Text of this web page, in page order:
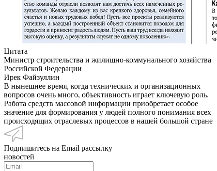
Цитата
Министр строительства и жилищно-коммунального хозяйства
Российской Федерации
Ирек Файзуллин
В нынешнее время, когда технических и организационных
вопросов очень много, объективность играет ключевую роль.
Работа средств массовой информации приобретает особое
значение для формирования у людей полного понимания всех
происходящих отраслевых процессов в нашей большой стране
Подпишитесь на Email рассылку
новостей